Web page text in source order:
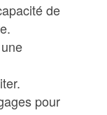
de
pour